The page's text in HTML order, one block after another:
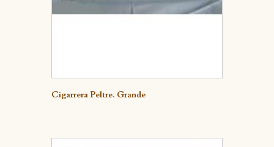
Detalle
Cigarrera Peltre. Grande